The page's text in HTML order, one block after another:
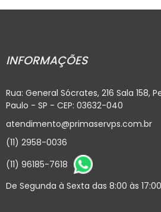
INFORMAÇÕES
Rua: General Sócrates, 216 Sala 158,
Paulo - SP - CEP: 03632-040
atendimento@primaservps.com.br
(11) 2958-0036
(11) 96185-7618
De Segunda à Sexta das 8:00 às 17:00